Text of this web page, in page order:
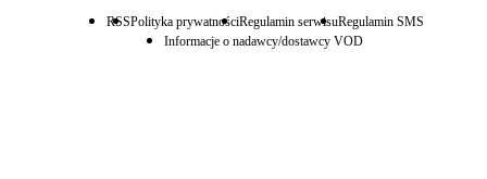
RSSPolityka prywatnościRegulamin serwisuRegulamin SMS
Informacje o nadawcy/dostawcy VOD